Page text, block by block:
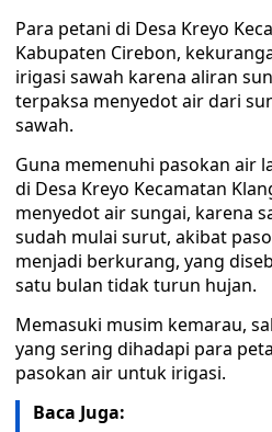
Para petani di Desa Kreyo
Kabupaten Cirebon,
irigasi sawah karena aliran
terpaksa menyedot air dari
sawah.
Guna memenuhi pasokan air
di Desa Kreyo Kecamatan
menyedot air sungai, karena
sudah mulai surut, akibat
menjadi berkurang, yang
satu bulan tidak turun hujan.
Memasuki musim kemarau,
yang sering dihadapi para
pasokan air untuk irigasi.
Baca Juga: